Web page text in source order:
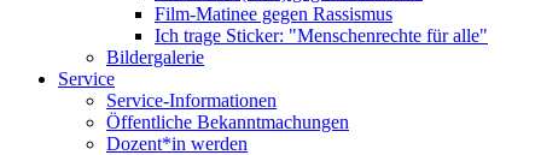
Film-Matinee gegen Rassismus
Ich trage Sticker: "Menschenrechte für alle"
Bildergalerie
Service
Service-Informationen
Öffentliche Bekanntmachungen
Dozent*in werden